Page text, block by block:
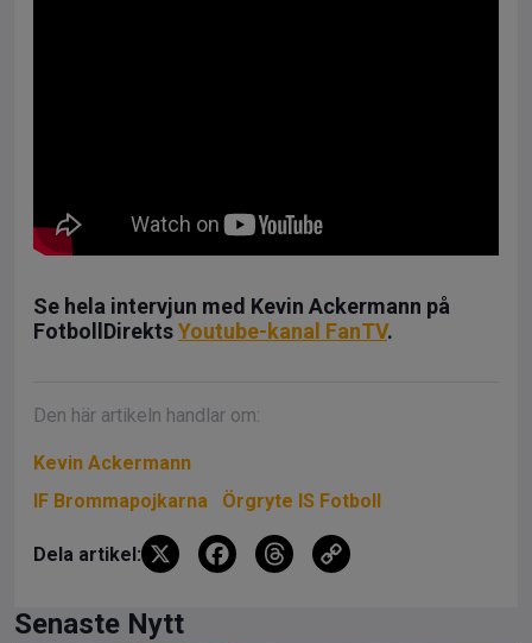
Se hela intervjun med Kevin Ackermann på
FotbollDirektsYoutube-kanal FanTV.
Den här artikeln handlar om:
Kevin Ackermann
IF Brommapojkarna
Örgryte IS Fotboll
Dela artikel: X
F
T
Senaste Nytt